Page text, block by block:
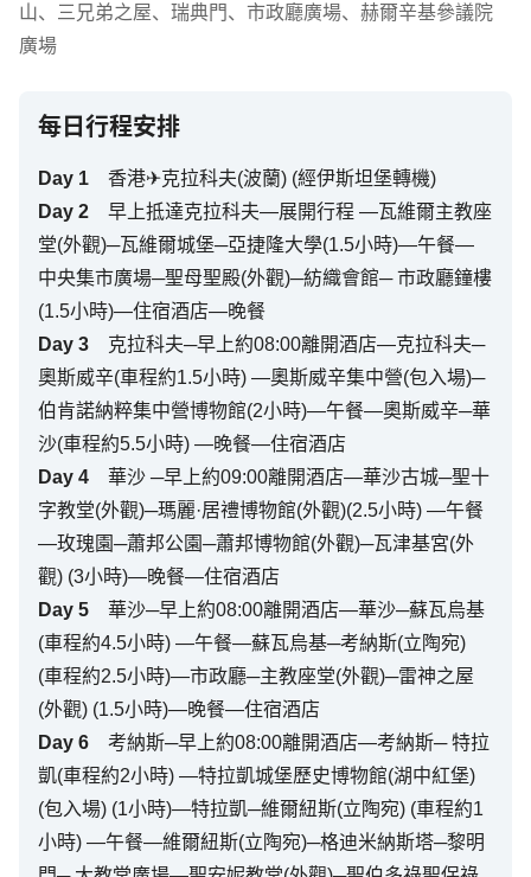
山、 三兄弟之屋、 瑞典門、 市政廳廣場、 赫爾辛基參議院
廣場
每日行程安排
Day 1
香港✈克拉科夫(波蘭) (經伊斯坦堡轉機)
Day 2
早上抵達克拉科夫—展開行程 —瓦維爾主教座
堂(外觀)─瓦維爾城堡─亞捷隆大學(1.5小時)—午餐—
中央集市廣場─聖母聖殿(外觀)─紡織會館─ 市政廳鐘樓
(1.5小時)—住宿酒店—晚餐
Day 3
克拉科夫─早上約08:00離開酒店—克拉科夫─
奧斯威辛(車程約1.5小時) —奧斯威辛集中營(包入場)─
伯肯諾納粹集中營博物館(2小時)—午餐—奧斯威辛─華
沙(車程約5.5小時) —晚餐—住宿酒店
Day 4
華沙 ─早上約09:00離開酒店—華沙古城─聖十
字教堂(外觀)─瑪麗·居禮博物館(外觀)(2.5小時) —午餐
—玫瑰園─蕭邦公園─蕭邦博物館(外觀)─瓦津基宮(外
觀) (3小時)—晚餐—住宿酒店
Day 5
華沙─早上約08:00離開酒店—華沙─蘇瓦烏基
(車程約4.5小時) —午餐—蘇瓦烏基─考納斯(立陶宛)
(車程約2.5小時)—市政廳─主教座堂(外觀)─雷神之屋
(外觀) (1.5小時)—晚餐—住宿酒店
Day 6
考納斯─早上約08:00離開酒店—考納斯─ 特拉
凱(車程約2小時) —特拉凱城堡歷史博物館(湖中紅堡)
(包入場) (1小時)—特拉凱─維爾紐斯(立陶宛) (車程約1
小時) —午餐—維爾紐斯(立陶宛)─格迪米納斯塔─黎明